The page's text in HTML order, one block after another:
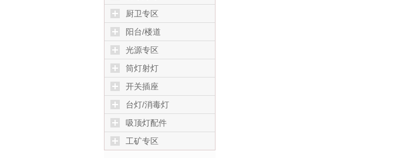
厨卫专区
阳台/楼道
光源专区
筒灯射灯
开关插座
台灯/消毒灯
吸顶灯配件
工矿专区